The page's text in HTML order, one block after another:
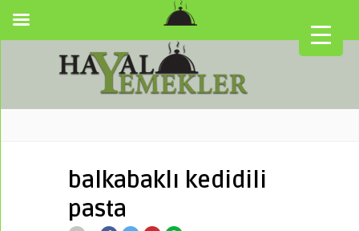
balkabaklı kedidili
pasta